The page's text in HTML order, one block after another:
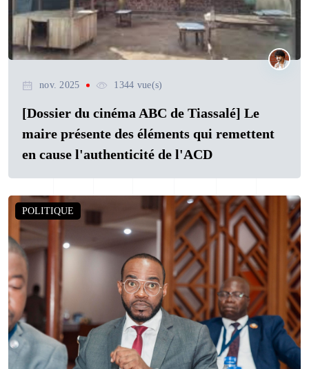
nov. 2025 1344 vue(s)
[Dossier du cinéma ABC de Tiassalé] Le
maire présente des éléments qui remettent
en cause l'authenticité de l'ACD
POLITIQUE